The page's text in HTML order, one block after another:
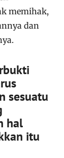
memihak,
dan
sesuatu
hal
itu